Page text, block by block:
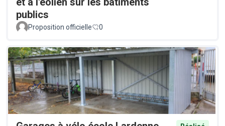
publics
Proposition officielle 0